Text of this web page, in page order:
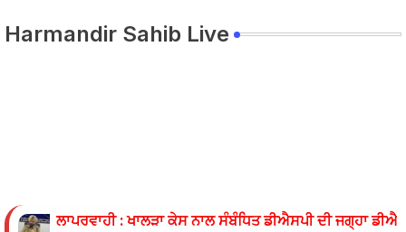
Harmandir Sahib Live
ਲਾਪਰਵਾਹੀ : ਖਾਲੜਾ ਕੇਸ ਨਾਲ ਸੰਬੰਧਿਤ ਡੀਐਸਪੀ ਦੀ ਜਗ੍ਹਾ